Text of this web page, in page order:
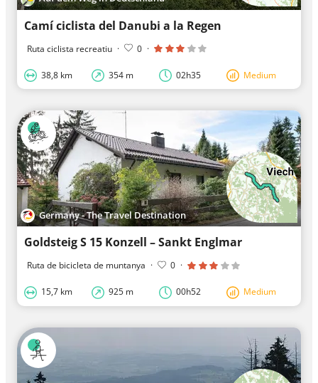
Camí ciclista del Danubi a la Regen
Ruta ciclista recreatiu · 0 ·
38,8 km 354 m 02h35 Medium
Germany - The Travel Destination
Goldsteig S 15 Konzell – Sankt Englmar
Ruta de bicicleta de muntanya · 0 ·
15,7 km 925 m 00h52 Medium